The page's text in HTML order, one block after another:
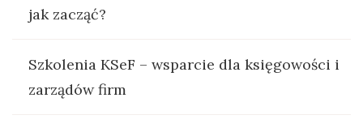
jak zacząć?
Szkolenia KSeF – wsparcie dla księgowości i
zarządów firm